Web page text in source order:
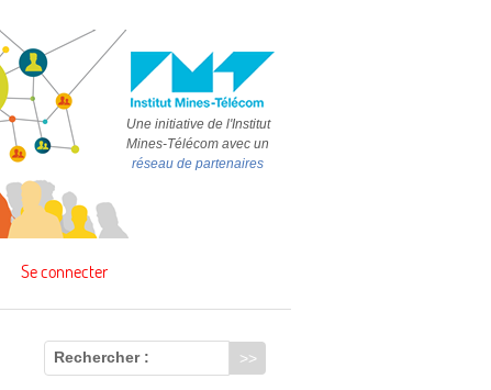
Une initiative de l'Institut
Mines-Télécom avec un
réseau de partenaires
Se connecter
Rechercher :